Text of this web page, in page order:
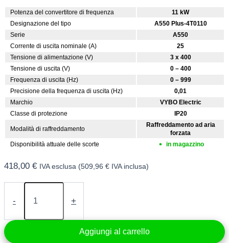
Potenza del convertitore di frequenza
11 kW
Designazione del tipo
A550 Plus-4T0110
Serie
A550
Corrente di uscita nominale (A)
25
Tensione di alimentazione (V)
3 x 400
Tensione di uscita (V)
0 – 400
Frequenza di uscita (Hz)
0 – 999
Precisione della frequenza di uscita (Hz)
0,01
Marchio
VYBO Electric
Classe di protezione
IP20
Modalità di raffreddamento
Raffreddamento ad aria
forzata
Disponibilità attuale delle scorte
in magazzino
418,00 € IVA esclusa (509,96 € IVA inclusa)
-
Convertitore
frequenza
11
kW
400V
+
Aggiungi al carrello